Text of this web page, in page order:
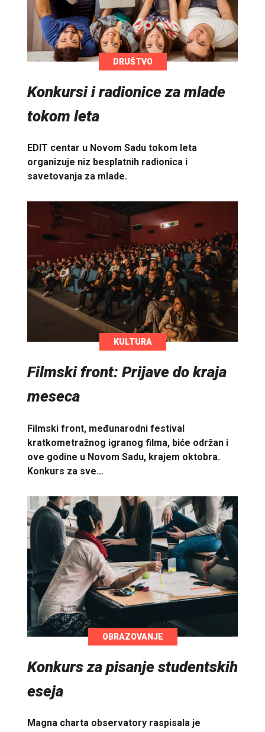
DRUŠTVO
Konkursi i radionice za mlade
tokom leta
EDIT centar u Novom Sadu tokom leta
organizuje niz besplatnih radionica i
savetovanja za mlade.
KULTURA
Filmski front: Prijave do kraja
meseca
Filmski front, međunarodni festival
kratkometražnog igranog filma, biće održan i
ove godine u Novom Sadu, krajem oktobra.
Konkurs za sve…
OBRAZOVANJE
Konkurs za pisanje studentskih
eseja
Magna charta observatory raspisala je